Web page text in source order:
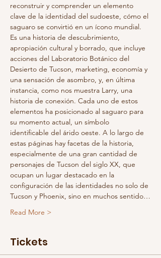
reconstruir y comprender un elemento
clave de la identidad del sudoeste, cómo el
saguaro se convirtió en un ícono mundial.
Es una historia de descubrimiento,
apropiación cultural y borrado, que incluye
acciones del Laboratorio Botánico del
Desierto de Tucson, marketing, economía y
una sensación de asombro, y, en última
instancia, como nos muestra Larry, una
historia de conexión. Cada uno de estos
elementos ha posicionado al saguaro para
su momento actual, un símbolo
identificable del árido oeste. A lo largo de
estas páginas hay facetas de la historia,
especialmente de una gran cantidad de
personajes de Tucson del siglo XX, que
ocupan un lugar destacado en la
configuración de las identidades no solo de
Tucson y Phoenix, sino en muchos sentido…
Read More >
Tickets